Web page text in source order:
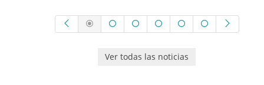
Ver todas las noticias